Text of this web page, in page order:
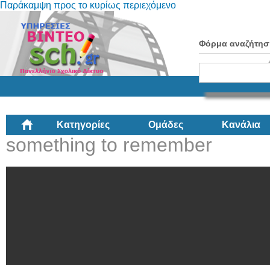
Παράκαμψη προς το κυρίως περιεχόμενο
Φόρμα
Κατηγορίες Ομάδες Κανάλια
something to remember